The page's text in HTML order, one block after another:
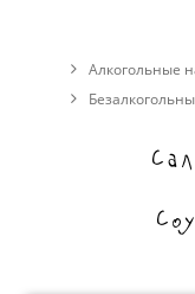
Алкогольные